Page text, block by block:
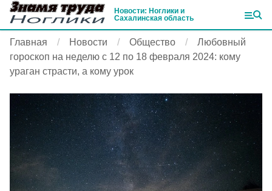
Новости: Ноглики и
Сахалинская область
Главная Новости Общество
Любовный
гороскоп на неделю с 12 по 18 февраля 2024: кому
ураган страсти, а кому урок